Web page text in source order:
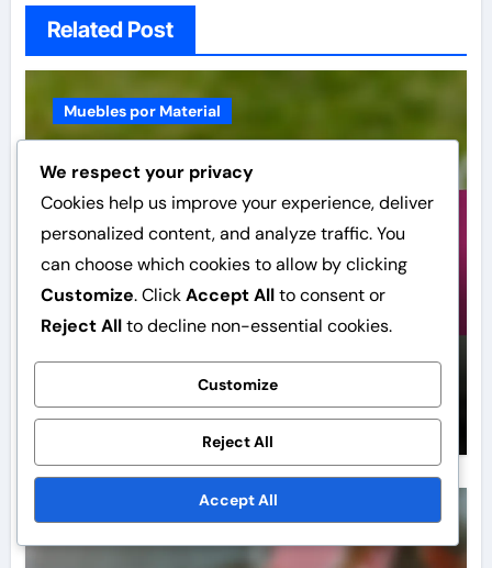
Related Post
Muebles por Material
Muebles de Cerámica: diseño
Ignacio Serrano Dec 9, 2025
Muebles por Material
We respect your privacy
Cookies help us improve your experience, deliver
personalized content, and analyze traffic. You
can choose which cookies to allow by clicking
Customize. ClickAccept Allto consent or
Reject Allto decline non-essential cookies.
Customize
Reject All
Accept All